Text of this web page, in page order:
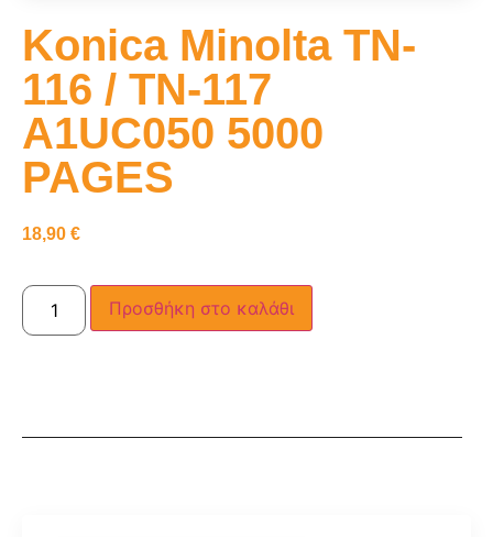
Konica Minolta TN-
116 / TN-117
A1UC050 5000
PAGES
18,90 €
Προσθήκη στο καλάθι